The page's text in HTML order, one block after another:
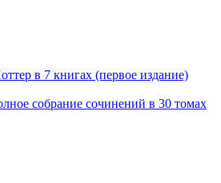
в 7 книгах (первое издание)